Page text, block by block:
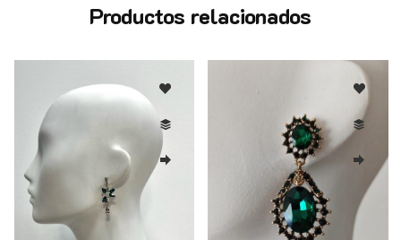
Productos relacionados